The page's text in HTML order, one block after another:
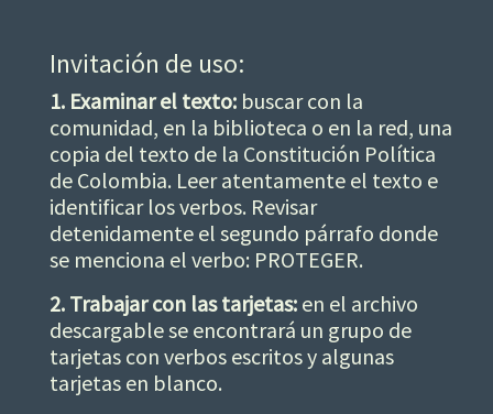
Invitación de uso:
1. Examinar el texto:buscar con la
comunidad, en la biblioteca o en la red, una
copia del texto de la Constitución Política
de Colombia. Leer atentamente el texto e
identificar los verbos. Revisar
detenidamente el segundo párrafo donde
se menciona el verbo: PROTEGER.
2. Trabajar con las tarjetas:en el archivo
descargable se encontrará un grupo de
tarjetas con verbos escritos y algunas
tarjetas en blanco.